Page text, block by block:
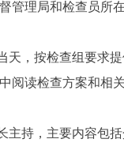
管理局和检查员所
天，按检查组要求
阅读检查方案和相
主持，主要内容包